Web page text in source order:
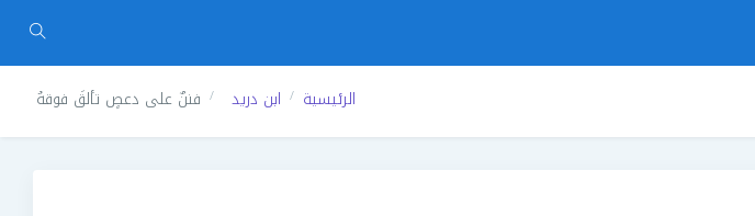
الرئيسية ابن دريد فننٌ على دعصٍ تألقَ فوقهُ